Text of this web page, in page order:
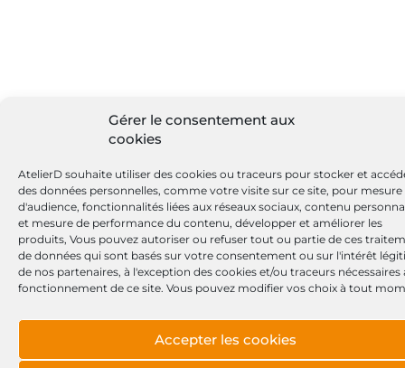
Gérer le consentement aux
cookies
AtelierD souhaite utiliser des cookies ou traceurs pour stocker et
des données personnelles, comme votre visite sur ce site, pour mesure
d'audience, fonctionnalités liées aux réseaux sociaux, contenu
et mesure de performance du contenu, développer et améliorer les
produits, Vous pouvez autoriser ou refuser tout ou partie de ces
de données qui sont basés sur votre consentement ou sur l'intérêt
de nos partenaires, à l'exception des cookies et/ou traceurs nécessaires
fonctionnement de ce site. Vous pouvez modifier vos choix à tout
Accepter les cookies